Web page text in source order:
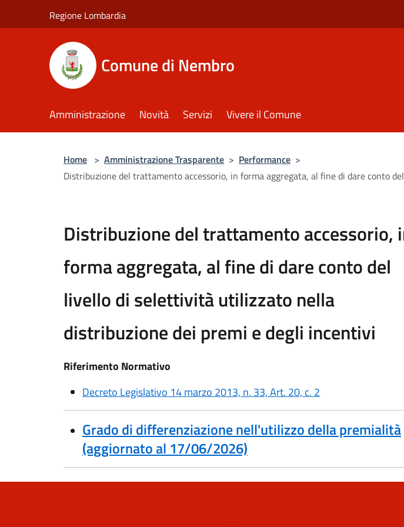
Regione Lombardia
Comune di Nembro
Amministrazione Novità Servizi Vivere il Comune
Home > Amministrazione Trasparente > Performance >
Distribuzione del trattamento accessorio, in forma aggregata, al fine di dare conto
Distribuzione del trattamento accessorio,
forma aggregata, al fine di dare conto del
livello di selettività utilizzato nella
distribuzione dei premi e degli incentivi
Riferimento Normativo
Decreto Legislativo 14 marzo 2013, n. 33, Art. 20, c. 2
Grado di differenziazione nell'utilizzo della premialità
(aggiornato al 17/06/2026)